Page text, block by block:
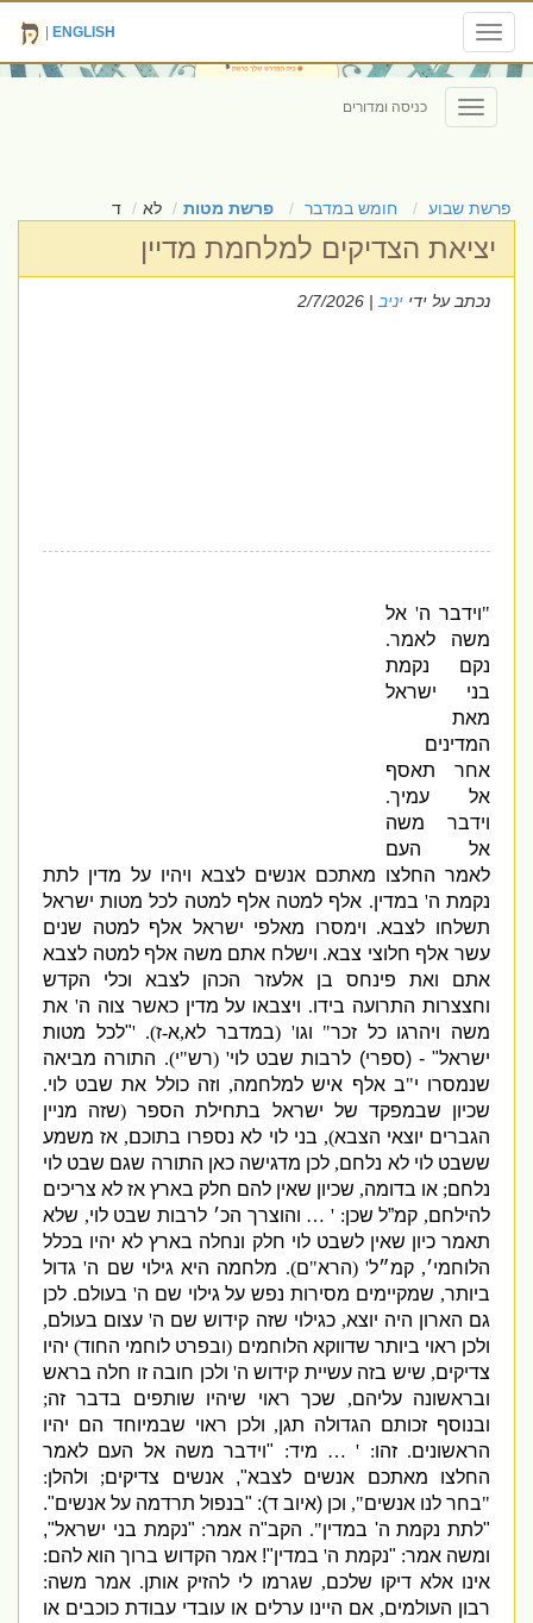
Toggle
navigation
ENGLISH
Toggle
navigation
כניסה ומדורים
פרשת שבוע חומש במדבר פרשת מטות לא ד
יציאת הצדיקים למלחמת מדיין
נכתב על ידי יניב | 2/7/2026
"וידבר ה' אל
משה לאמר.
נקם נקמת
בני ישראל
מאת
המדינים
אחר תאסף
אל עמיך.
וידבר משה
אל העם
לאמר החלצו מאתכם אנשים לצבא ויהיו על מדין לתת
נקמת ה' במדין. אלף למטה אלף למטה לכל מטות ישראל
תשלחו לצבא. וימסרו מאלפי ישראל אלף למטה שנים
עשר אלף חלוצי צבא. וישלח אתם משה אלף למטה לצבא
אתם ואת פינחס בן אלעזר הכהן לצבא וכלי הקדש
וחצצרות התרועה בידו. ויצבאו על מדין כאשר צוה ה' את
משה ויהרגו כל זכר" וגו' (במדבר לא,א-ז). '
"לכל מטות
ישראל" - (ספרי) לרבות שבט לוי' (רש"י). התורה מביאה
שנמסרו י"ב אלף איש למלחמה, וזה כולל את שבט לוי.
שכיון שבמפקד של ישראל בתחילת הספר (שזה מניין
הגברים יוצאי הצבא), בני לוי לא נספרו בתוכם, אז משמע
ששבט לוי לא נלחם, לכן מדגישה כאן התורה שגם שבט לוי
נלחם; או בדומה, שכיון שאין להם חלק בארץ אז לא צריכים
להילחם, קמ”ל שכן: ' … והוצרך הכ׳ לרבות שבט לוי, שלא
תאמר כיון שאין לשבט לוי חלק ונחלה בארץ לא יהיו בכלל
הלוחמי׳,קמ״ל' (הרא"ם). מלחמה היא גילוי שם ה' גדול
ביותר, שמקיימים מסירות נפש על גילוי שם ה' בעולם. לכן
גם הארון היה יוצא,כגילוי שזה קידוש שם ה' עצום בעולם,
ולכן ראוי ביותר שדווקא הלוחמים (ובפרט לוחמי החוד) יהיו
צדיקים, שיש בזה עשיית קידוש ה' ולכן חובה זו חלה בראש
ובראשונה עליהם, שכך ראוי שיהיו שותפים בדבר זה;
ובנוסף זכותם הגדולה תגן, ולכן ראוי שבמיוחד הם יהיו
הראשונים.זהו: ' … מיד:
"וידבר משה אל העם לאמר
החלצו מאתכם אנשים לצבא",אנשים צדיקים; ולהלן:
"בחר לנו אנשים", וכן (איוב ד)
: "בנפול תרדמה על אנשים".
"לתת נקמת ה' במדין". הקב"ה אמר:
"נקמת בני ישראל",
ומשה אמר:
"נקמת ה' במדין"!אמר הקדוש ברוך הוא להם:
אינו אלא דיקו שלכם, שגרמו לי להזיק אותן. אמר משה:
רבון העולמים,אם היינו ערלים או עובדי עבודת כוכבים או